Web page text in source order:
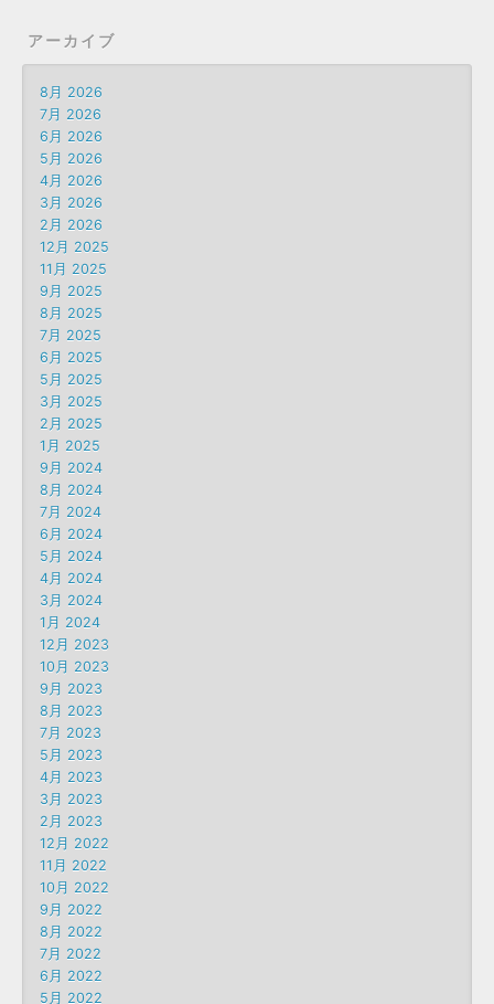
アーカイブ
8月 2026
7月 2026
6月 2026
5月 2026
4月 2026
3月 2026
2月 2026
12月 2025
11月 2025
9月 2025
8月 2025
7月 2025
6月 2025
5月 2025
3月 2025
2月 2025
1月 2025
9月 2024
8月 2024
7月 2024
6月 2024
5月 2024
4月 2024
3月 2024
1月 2024
12月 2023
10月 2023
9月 2023
8月 2023
7月 2023
5月 2023
4月 2023
3月 2023
2月 2023
12月 2022
11月 2022
10月 2022
9月 2022
8月 2022
7月 2022
6月 2022
5月 2022